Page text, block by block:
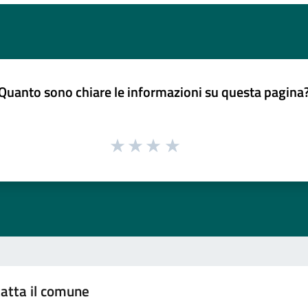
sono chiare le informazioni su questa
il comune